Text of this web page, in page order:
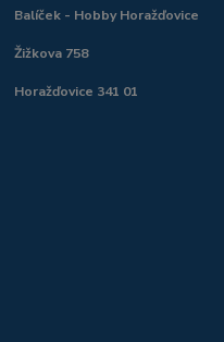
Balíček - Hobby Horažďovice
Žižkova 758
Horažďovice 341 01